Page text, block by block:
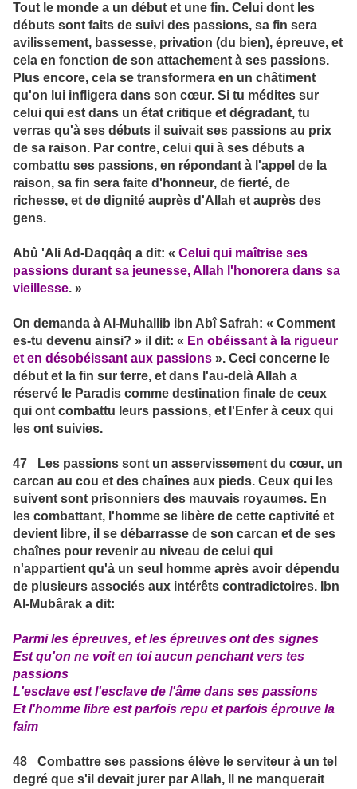
Tout le monde a un début et une fin. Celui dont les
débuts sont faits de suivi des passions, sa fin sera
avilissement, bassesse, privation (du bien), épreuve, et
cela en fonction de son attachement à ses passions.
Plus encore, cela se transformera en un châtiment
qu'on lui infligera dans son cœur. Si tu médites sur
celui qui est dans un état critique et dégradant, tu
verras qu'à ses débuts il suivait ses passions au prix
de sa raison. Par contre, celui qui à ses débuts a
combattu ses passions, en répondant à l'appel de la
raison, sa fin sera faite d'honneur, de fierté, de
richesse, et de dignité auprès d'Allah et auprès des
gens.
Abû 'Ali Ad-Daqqâq a dit: « Celui qui maîtrise ses
passions durant sa jeunesse, Allah l'honorera dans sa
vieillesse. »
On demanda à Al-Muhallib ibn Abî Safrah: « Comment
es-tu devenu ainsi? » il dit: « En obéissant à la rigueur
et en désobéissant aux passions ». Ceci concerne le
début et la fin sur terre, et dans l'au-delà Allah a
réservé le Paradis comme destination finale de ceux
qui ont combattu leurs passions, et l'Enfer à ceux qui
les ont suivies.
47_ Les passions sont un asservissement du cœur, un
carcan au cou et des chaînes aux pieds. Ceux qui les
suivent sont prisonniers des mauvais royaumes. En
les combattant, l'homme se libère de cette captivité et
devient libre, il se débarrasse de son carcan et de ses
chaînes pour revenir au niveau de celui qui
n'appartient qu'à un seul homme après avoir dépendu
de plusieurs associés aux intérêts contradictoires. Ibn
Al-Mubârak a dit:
Parmi les épreuves, et les épreuves ont des signes
Est qu'on ne voit en toi aucun penchant vers tes
passions
L'esclave est l'esclave de l'âme dans ses passions
Et l'homme libre est parfois repu et parfois éprouve la
faim
48_ Combattre ses passions élève le serviteur à un tel
degré que s'il devait jurer par Allah, Il ne manquerait